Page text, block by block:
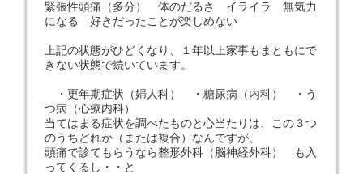
緊張性頭痛（多分） 体のだるさ イライラ 無気力
になる 好きだったことが楽しめない
上記の状態がひどくなり、１年以上家事もまともにで
きない状態で続いています。
・更年期症状（婦人科） ・糖尿病（内科） ・う
つ病（心療内科）
当てはまる症状を調べたものと心当たりは、この３つ
のうちどれか（または複合）なんですが、
頭痛で診てもらうなら整形外科（脳神経外科） も入
ってくるし・・と